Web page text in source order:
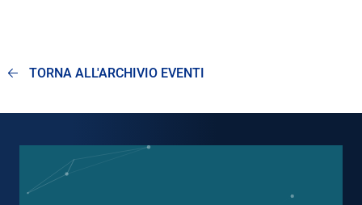
TORNA ALL'ARCHIVIO EVENTI